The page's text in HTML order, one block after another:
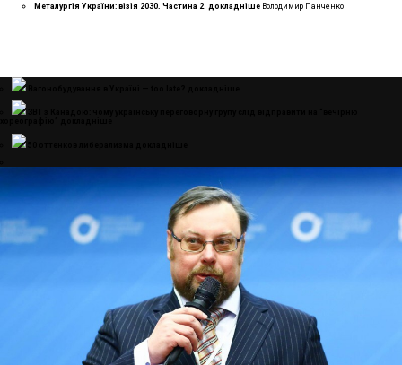
Металургія України: візія 2030. Частина 2. докладнiше Володимир Панченко